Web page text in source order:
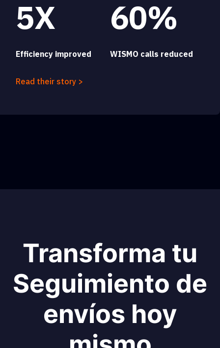
5X
Efficiency improved
60%
WISMO calls reduced
Read their story >
Transforma tu
Seguimiento de
envíos hoy